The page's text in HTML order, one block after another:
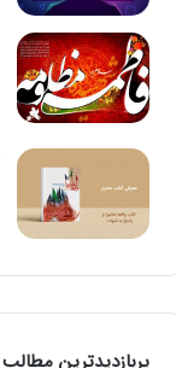
پربازدیدترین مطالب